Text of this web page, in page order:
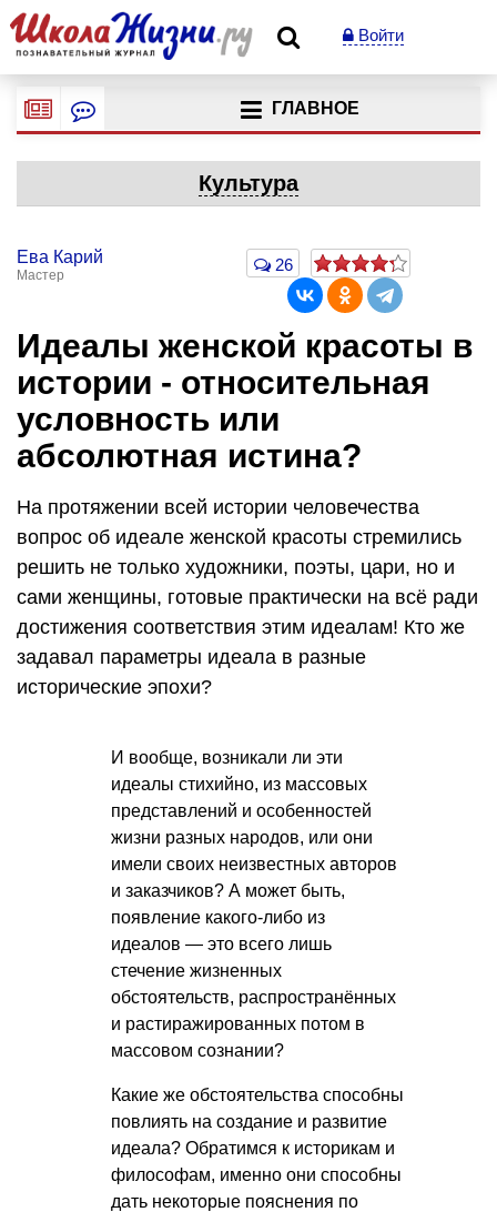
Войти
ГЛАВНОЕ
Культура
Ева Карий
Мастер
26
Идеалы женской красоты в
истории - относительная
условность или
абсолютная истина?
На протяжении всей истории человечества
вопрос об идеале женской красоты стремились
решить не только художники, поэты, цари, но и
сами женщины, готовые практически на всё ради
достижения соответствия этим идеалам! Кто же
задавал параметры идеала в разные
исторические эпохи?
И вообще, возникали ли эти
идеалы стихийно, из массовых
представлений и особенностей
жизни разных народов, или они
имели своих неизвестных авторов
и заказчиков? А может быть,
появление какого-либо из
идеалов — это всего лишь
стечение жизненных
обстоятельств, распространённых
и растиражированных потом в
массовом сознании?
Какие же обстоятельства способны
повлиять на создание и развитие
идеала? Обратимся к историкам и
философам, именно они способны
дать некоторые пояснения по